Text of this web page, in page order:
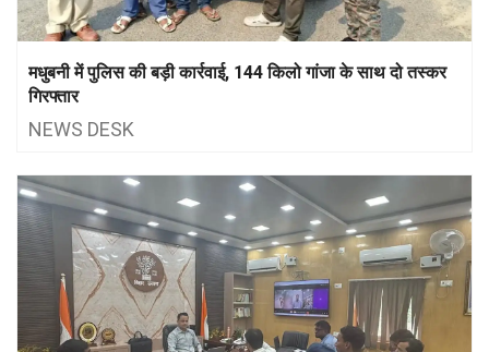
मधुबनी में पुलिस की बड़ी कार्रवाई, 144 किलो गांजा के साथ दो तस्कर
गिरफ्तार
NEWS DESK